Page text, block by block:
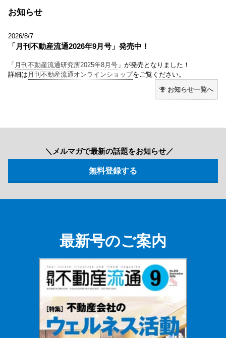
お知らせ
2026/8/7
「月刊不動産流通2026年9月号」発売中！
「 月刊不動産流通研究所2025年8月号 」が発売となりました！
詳細は 月刊不動産流通オンラインショップをご覧ください。
お知らせ一覧へ
＼メルマガで最新の話題をお知らせ／
最新号のご案内